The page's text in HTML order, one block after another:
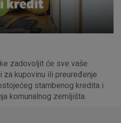
zadovoljit će sve vaše
kupovinu ili preuređenje
stambenog kredita i
komunalnog zemljišta.